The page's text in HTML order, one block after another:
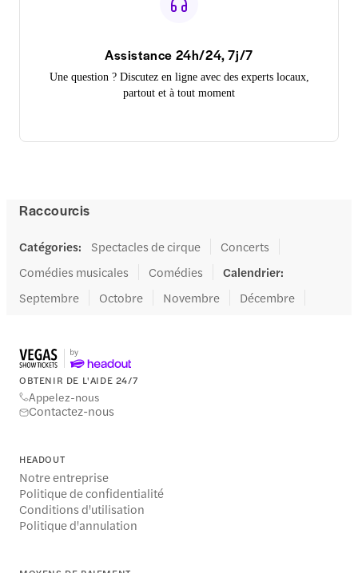
Assistance 24h/24, 7j/7
Une question ? Discutez en ligne avec des experts locaux,
partout et à tout moment
Raccourcis
Catégories: Spectacles de cirque
Concerts
Comédies musicales
Comédies Calendrier:
Septembre
Octobre Novembre Décembre
OBTENIR DE L'AIDE 24/7
Appelez-nous
Contactez-nous
HEADOUT
Notre entreprise
Politique de confidentialité
Conditions d'utilisation
Politique d'annulation